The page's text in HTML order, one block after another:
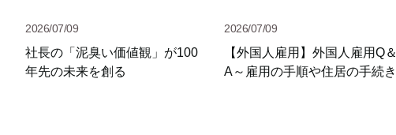
2026/07/09
社長の「泥臭い価値観」が100
年先の未来を創る
2026/07/09
【外国人雇用】外国人雇用Q＆
A～雇用の手順や住居の手続き